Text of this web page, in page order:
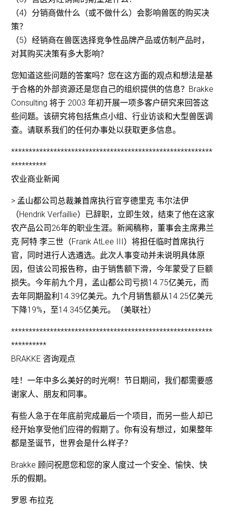
（4）分销商做什么（或不做什么）会影响兽医的购买决
策？
（5）经销商在兽医选择竞争性品牌产品或仿制产品时，
对其购买决策有多大影响？
您知道这些问题的答案吗？您在这方面的观点和想法是基
于合格的外部资源还是您自己的组织提供的信息？Brakke
Consulting 将于 2003 年初开展一项多客户研究来回答这
些问题。该研究将包括焦点小组、行业访谈和大型兽医调
查。请联系我们的任何办事处以获取更多信息。
*********************************************************
**********
农业商业新闻
> 孟山都公司总裁兼首席执行官亨德里克·韦尔法伊
（Hendrik Verfaillie）已辞职，立即生效，结束了他在这家
农产品公司26年的职业生涯。新闻稿称，董事会主席弗兰
克·阿特·李三世（Frank AtLee III）将担任临时首席执行
官，同时进行人选遴选。此次人事变动并未说明具体原
因，但该公司报告称，由于销售额下滑，今年蒙受了巨额
损失。今年前九个月，孟山都公司亏损14.75亿美元，而
去年同期盈利14.39亿美元。九个月销售额从14.25亿美元
下降19%，至14.345亿美元。（美联社）
*********************************************************
**********
BRAKKE 咨询观点
哇！一年中多么美好的时光啊！节日期间，我们都需要感
谢家人、朋友和同事。
有些人急于在年底前完成最后一个项目，而另一些人却已
经开始享受他们应得的假期了。你有没有想过，如果整年
都是圣诞节，世界会是什么样子？
Brakke 顾问祝愿您和您的家人度过一个安全、愉快、快
乐的假期。
罗恩·布拉克